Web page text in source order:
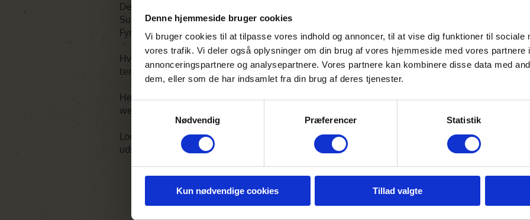
Denne hjemmeside bruger cookies
Vi bruger cookies til at tilpasse vores indhold og annoncer, til at vise dig funktioner til sociale
vores trafik. Vi deler også oplysninger om din brug af vores hjemmeside med vores partnere
annonceringspartnere og analysepartnere. Vores partnere kan kombinere disse data med
dem, eller som de har indsamlet fra din brug af deres tjenester.
Nødvendig
Præferencer Statistik
Kun nødvendige cookies Tillad valgte
Der er forskellige kategorier som Classic, Luxury eller
Superior Suites samt den lidt større to-værelses suite -
Fynbos Cottage.
Hver suite er indrettet i moderne stil, mange med private
terrasser og udendørs bruser.
Her er en dejlig udendørs pool med storslået udsigt, samt
wellness- og spa-faciliteter.
Lodgens bistro serverer lokale retter og drikkevarer med
udsigt til lagunen, og der er gratis Wi-Fi og parkering.
økosystem for at
påvirkning. Vand
køkkenet benytter lokale
nærliggende
beskytte og bevare det
Swartvlei-lagunen,
på stedet er udformet,
der ikke skader miljøet,
og yoga i det fri.
Personligt
Jeg var på et kort visit,